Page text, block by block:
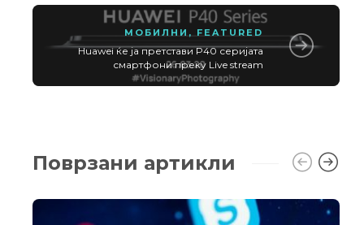
МОБИЛНИ , FEATURED
Huawei ќе ја претстави P40 серијата
смартфони преку Live stream
Поврзани артикли